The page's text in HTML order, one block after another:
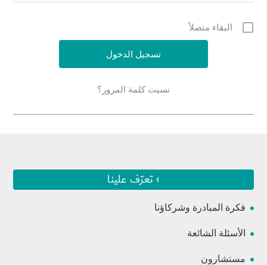
البقاء متصلاً
نسيت كلمة المرور؟
› تعرّف علينا
فكرة المبادرة وشركاؤنا
الأسئلة الشائعة
مستشارون